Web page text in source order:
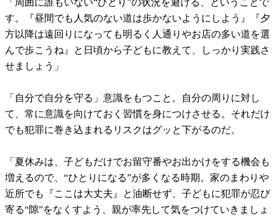
す。『昼間でも人気のない道は歩かないようにしよう』『夕
方以降は遠回りになっても明るく人通りやお店の多い道を選
んで歩こうね』と日頃から子どもに教えて、しっかり実践さ
せましょう」
「自分で自分を守る」意識をもつこと。自分の周りに対し
て、常に意識を向けておく習慣を身につけさせる。それだけ
でも犯罪に巻き込まれるリスクはグッと下がるのだ。
「夏休みは、子どもだけでお留守番やお出かけをする機会も
増えるので、“ひとりになる”が多くなる時期。家のまわりや
近所でも『ここは大丈夫』と油断せず、子どもに犯罪が忍び
寄る“隙”をなくすよう、親が率先して気をつけていきましょ